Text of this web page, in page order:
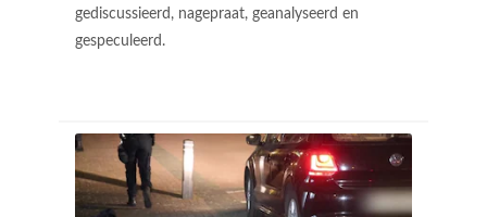
gediscussieerd, nagepraat, geanalyseerd en
gespeculeerd.